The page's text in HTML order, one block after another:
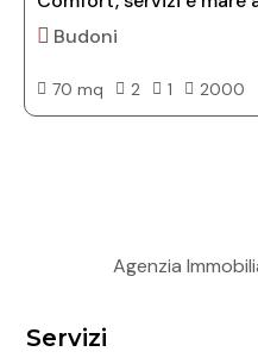
Budoni
70 mq 2 1 2000
Agenzia
Servizi